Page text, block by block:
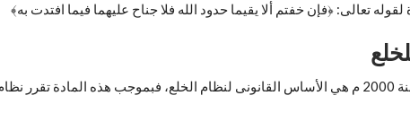
تعالى: ﴿فإن خفتم ألا يقيما حدود الله فلا جناح عليهما فيما افتدت به﴾